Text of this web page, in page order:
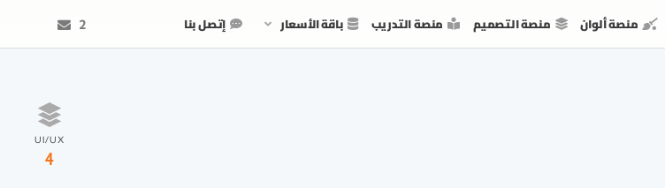
منصة ألوان منصة التصميم منصة التدريب باقة الأسعار إتصل بنا 2
UI/UX
4